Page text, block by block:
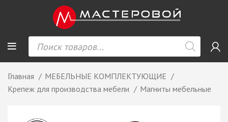
Главная
МЕБЕЛЬНЫЕ КОМПЛЕКТУЮЩИЕ
Крепеж для производства мебели
Магниты мебельные